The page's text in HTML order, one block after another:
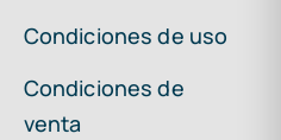
Condiciones de uso
Condiciones de
venta